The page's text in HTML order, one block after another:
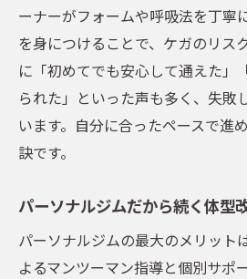
ーナーがフォームや呼吸法を丁寧
を身につけることで、ケガのリス
に「初めてでも安心して通えた」
られた」といった声も多く、失敗
います。自分に合ったペースで進
訣です。
パーソナルジムだから続く体型
パーソナルジムの最大のメリット
よるマンツーマン指導と個別サポ